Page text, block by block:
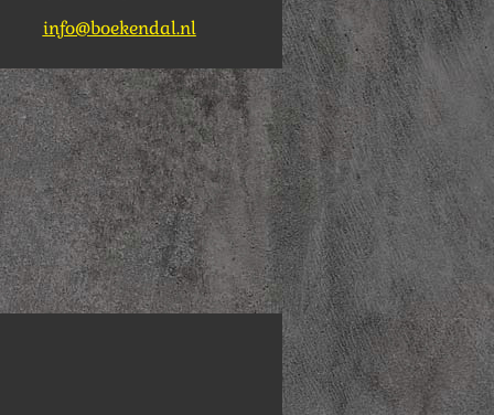
info@boekendal.nl